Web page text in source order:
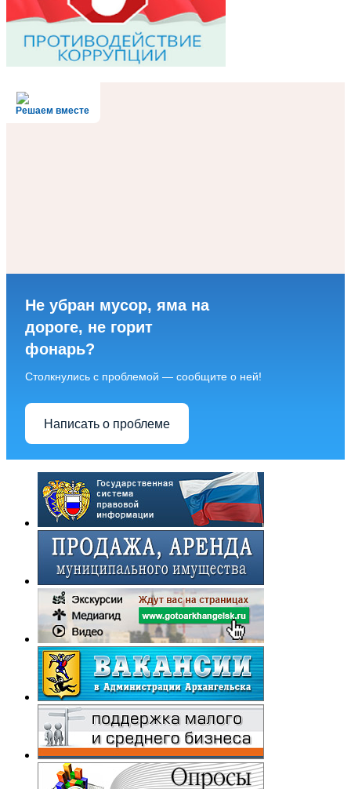
Решаем вместе
Не убран мусор, яма на
дороге, не горит
фонарь?
Столкнулись с проблемой — сообщите о ней!
Написать о проблеме